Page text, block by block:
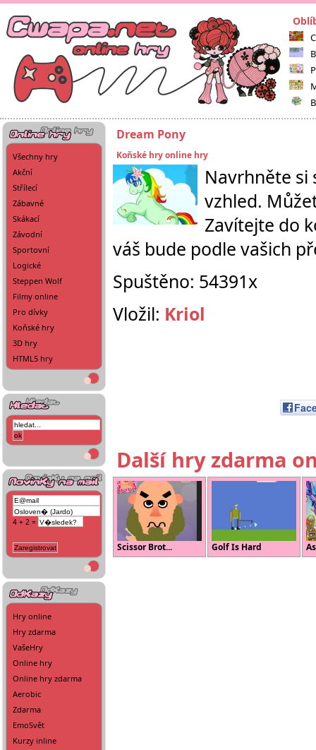
Všechny hry
Akční
Střílecí
Zábavné
Skákací
Závodní
Sportovní
Logické
Steppen Wolf
Filmy online
Pro dívky
Koňské hry
3D hry
HTML5 hry
4 + 2 =
Hry online
Hry zdarma
VašeHry
Online hry
Online hry zdarma
Aerobic
Zdarma
EmoSvět
Kurzy inline
Dream Pony
Koňské hry online hry
Navrhněte si
vzhled.
Zavítejte do
váš bude podle vašich
Spuštěno: 54391x
Vložil: Kriol
Další hry zdarma
Scissor Brot... Golf Is Hard